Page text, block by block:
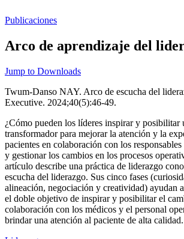
Publicaciones
Arco de aprendizaje del
Jump to Downloads
Twum-Danso NAY. Arco de escucha del
Executive. 2024;40(5):46-49.
¿Cómo pueden los líderes inspirar y posibilitar
transformador para mejorar la atención y la
pacientes en colaboración con los
y gestionar los cambios en los procesos
artículo describe una práctica de liderazgo
escucha del liderazgo. Sus cinco fases
alineación, negociación y creatividad) ayudan
el doble objetivo de inspirar y posibilitar el
colaboración con los médicos y el personal
brindar una atención al paciente de alta calidad.